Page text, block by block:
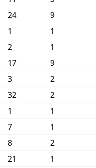
24
9
1
1
2
1
17
9
3
2
32
2
1
1
7
1
8
2
21
1